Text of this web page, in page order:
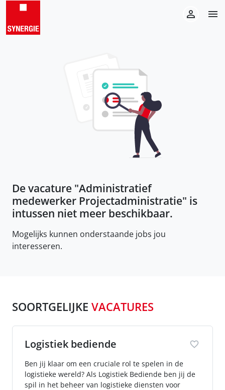
De vacature "Administratief
medewerker Projectadministratie" is
intussen niet meer beschikbaar.
Mogelijks kunnen onderstaande jobs jou
interesseren.
SOORTGELIJKE VACATURES
Logistiek bediende
Ben jij klaar om een cruciale rol te spelen in de
logistieke wereld? Als Logistiek Bediende ben jij de
spil in het beheer van logistieke diensten voor